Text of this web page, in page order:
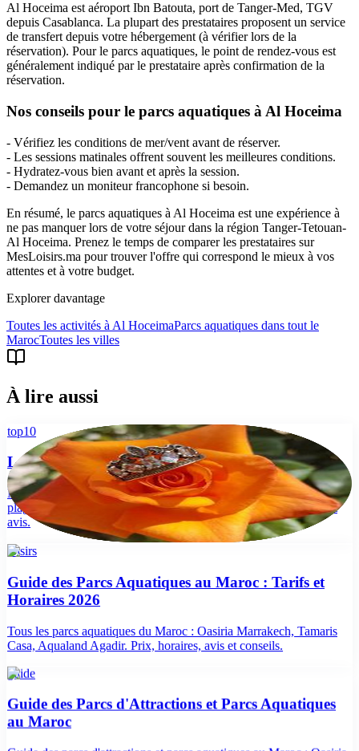
Al Hoceima est aéroport Ibn Batouta, port de Tanger-Med, TGV
depuis Casablanca. La plupart des prestataires proposent un service
de transfert depuis votre hébergement (à vérifier lors de la
réservation). Pour le parcs aquatiques, le point de rendez-vous est
généralement indiqué par le prestataire après confirmation de la
réservation.
Nos conseils pour le parcs aquatiques à Al Hoceima
- Vérifiez les conditions de mer/vent avant de réserver.
- Les sessions matinales offrent souvent les meilleures conditions.
- Hydratez-vous bien avant et après la session.
- Demandez un moniteur francophone si besoin.
En résumé, le parcs aquatiques à Al Hoceima est une expérience à
ne pas manquer lors de votre séjour dans la région Tanger-Tetouan-
Al Hoceima. Prenez le temps de comparer les prestataires sur
MesLoisirs.ma pour trouver l'offre qui correspond le mieux à vos
attentes et à votre budget.
Explorer davantage
Toutes les activités à Al HoceimaParcs aquatiques dans tout le
MarocToutes les villes
À lire aussi
top10
Les meilleures activités à Al Hoceima en 2026
Notre top des meilleures activités à Al Hoceima : parc national,
plages Quemado et Tala Youssef, randonnée, snorkeling. Tarifs et
avis.
loisirs
Guide des Parcs Aquatiques au Maroc : Tarifs et
Horaires 2026
Tous les parcs aquatiques du Maroc : Oasiria Marrakech, Tamaris
Casa, Aqualand Agadir. Prix, horaires, avis et conseils.
guide
Guide des Parcs d'Attractions et Parcs Aquatiques
au Maroc